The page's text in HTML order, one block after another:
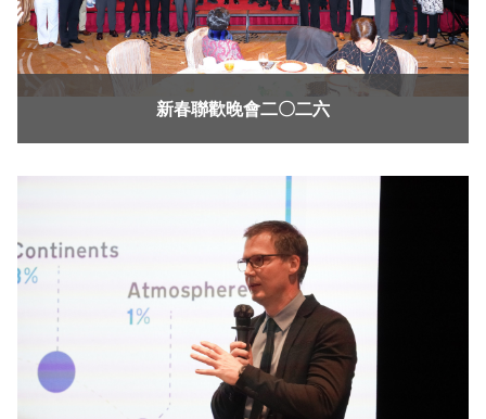
新春聯歡晚會二〇二六